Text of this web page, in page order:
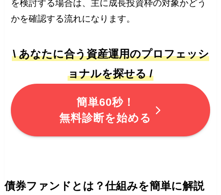
を検討する場合は、主に成長投資枠の対象かどう
かを確認する流れになります。
\ あなたに合う資産運用のプロフェッシ
ョナルを探せる /
簡単60秒！
無料診断を始める
債券ファンドとは？仕組みを簡単に解説